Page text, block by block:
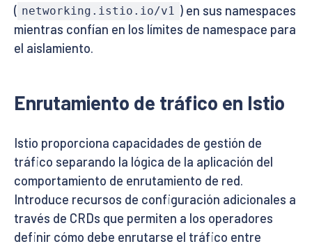
( networking.istio.io/v1 ) en sus namespaces
mientras confían en los límites de namespace para
el aislamiento.
Enrutamiento de tráfico en Istio
Istio proporciona capacidades de gestión de
tráfico separando la lógica de la aplicación del
comportamiento de enrutamiento de red.
Introduce recursos de configuración adicionales a
través de CRDs que permiten a los operadores
definir cómo debe enrutarse el tráfico entre